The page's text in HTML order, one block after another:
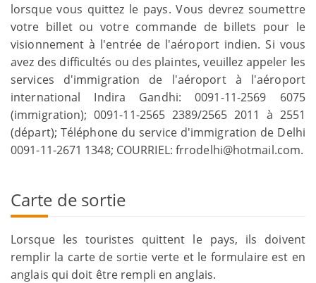
lorsque vous quittez le pays. Vous devrez soumettre
votre billet ou votre commande de billets pour le
visionnement à l'entrée de l'aéroport indien. Si vous
avez des difficultés ou des plaintes, veuillez appeler les
services d'immigration de l'aéroport à l'aéroport
international Indira Gandhi: 0091-11-2569 6075
(immigration); 0091-11-2565 2389/2565 2011 à 2551
(départ); Téléphone du service d'immigration de Delhi
0091-11-2671 1348; COURRIEL: frrodelhi@hotmail.com.
Carte de sortie
Lorsque les touristes quittent le pays, ils doivent
remplir la carte de sortie verte et le formulaire est en
anglais qui doit être rempli en anglais.